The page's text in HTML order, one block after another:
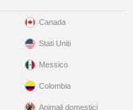
Canada
Stati Uniti
Messico
Colombia
Animali domestici